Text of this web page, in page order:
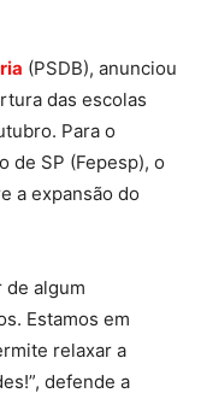
(PSDB), anunciou
das escolas
Para o
de SP (Fepesp), o
a expansão do
de algum
Estamos em
relaxar a
defende a